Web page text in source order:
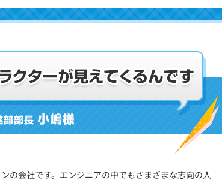
の会社です。エンジニアの中でもさまざまな志向の人